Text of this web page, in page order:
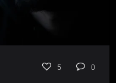
5 0